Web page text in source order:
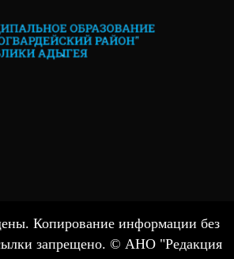
Копирование информации без
запрещено. © АНО "Редакция